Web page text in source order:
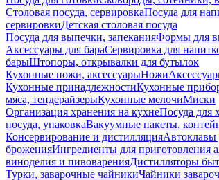
Столовая посуда, сервировкаПосуда для
сервировкиДетская столовая посуда
Посуда для выпечки, запеканияФормы для
Аксессуары для бараСервировка для
барыШтопоры, открывалки для бутылок
Кухонные ножи, аксессуарыНожи
Кухонные принадлежностиКухонные
мяса, тендерайзерыКухонные мелочиМиски
Организация хранения на кухнеПосуда для
посуда, упаковкаВакуумные пакеты,
Консервирование и дистилляцияАвтоклавы
броженияИнгредиенты для приготовления
виноделия и пивоваренияДистилляторы
Турки, заварочные чайникиЧайники